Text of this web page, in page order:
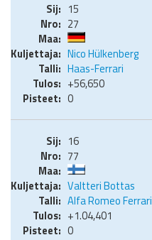
15
27
Nico Hülkenberg
Haas-Ferrari
+56,650
0
16
77
Valtteri Bottas
Alfa Romeo Ferrari
+1.04,401
0